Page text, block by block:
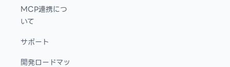
MCP連携につ
いて
サポート
開発ロードマッ